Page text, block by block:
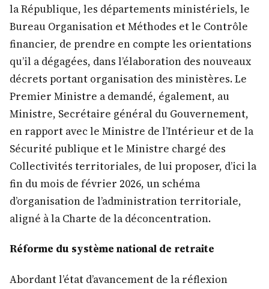
la République, les départements ministériels, le
Bureau Organisation et Méthodes et le Contrôle
financier, de prendre en compte les orientations
qu’il a dégagées, dans l’élaboration des nouveaux
décrets portant organisation des ministères. Le
Premier Ministre a demandé, également, au
Ministre, Secrétaire général du Gouvernement,
en rapport avec le Ministre de l’Intérieur et de la
Sécurité publique et le Ministre chargé des
Collectivités territoriales, de lui proposer, d’ici la
fin du mois de février 2026, un schéma
d’organisation de l’administration territoriale,
aligné à la Charte de la déconcentration.
Réforme du système national de retraite
Abordant l’état d’avancement de la réflexion